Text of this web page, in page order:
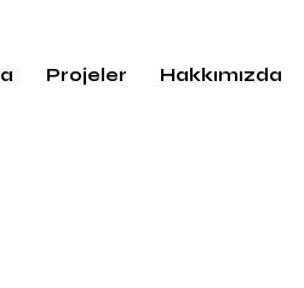
Projeler Hakkımızda